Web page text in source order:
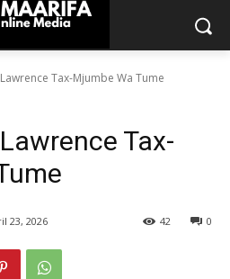
Tax-Mjumbe Wa Tume
Tax-
23, 2026 0
42